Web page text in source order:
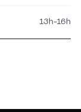
13h-16h